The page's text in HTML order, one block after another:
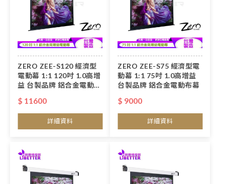
ZERO ZEE-S120 經濟型
電動幕 1:1 120吋 1.0高增
益 台製品牌 鋁合金電動布
$ 11600
詳細資料
ZERO ZEE-S75 經濟型電
動幕 1:1 75吋 1.0高增益
台製品牌 鋁合金電動布幕
$ 9000
詳細資料